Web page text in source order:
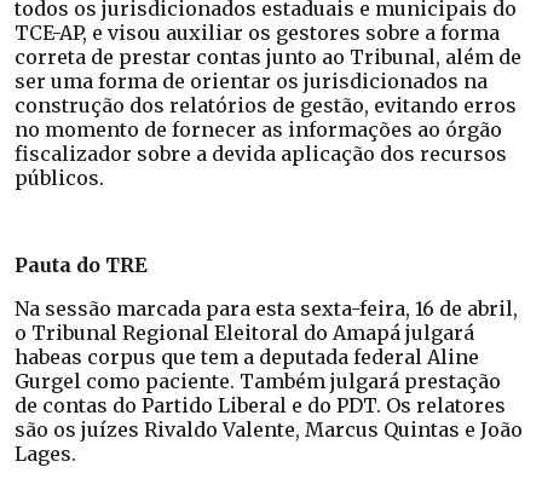
todos os jurisdicionados estaduais e municipais do
TCE-AP, e visou auxiliar os gestores sobre a forma
correta de prestar contas junto ao Tribunal, além de
ser uma forma de orientar os jurisdicionados na
construção dos relatórios de gestão, evitando erros
no momento de fornecer as informações ao órgão
fiscalizador sobre a devida aplicação dos recursos
públicos.
Pauta do TRE
Na sessão marcada para esta sexta-feira, 16 de abril,
o Tribunal Regional Eleitoral do Amapá julgará
habeas corpus que tem a deputada federal Aline
Gurgel como paciente. Também julgará prestação
de contas do Partido Liberal e do PDT. Os relatores
são os juízes Rivaldo Valente, Marcus Quintas e João
Lages.